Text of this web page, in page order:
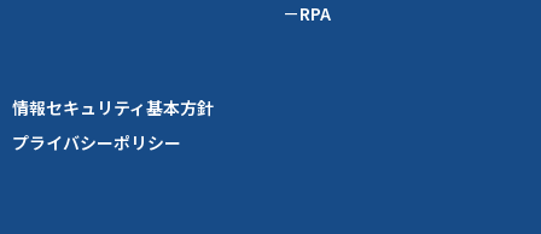
－RPA
情報セキュリティ基本方針
プライバシーポリシー